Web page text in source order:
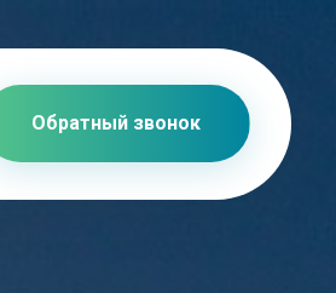
Обратный звонок